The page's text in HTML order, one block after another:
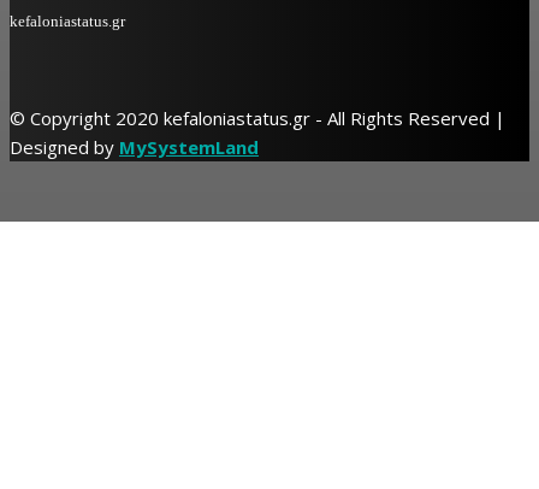
kefaloniastatus.gr
© Copyright 2020 kefaloniastatus.gr - All Rights Reserved |
Designed by MySystemLand